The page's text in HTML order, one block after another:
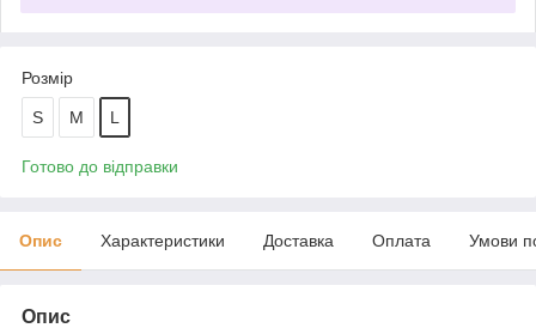
Розмір
S M L
Готово до відправки
Опис Характеристики Доставка Оплата Умови
Опис